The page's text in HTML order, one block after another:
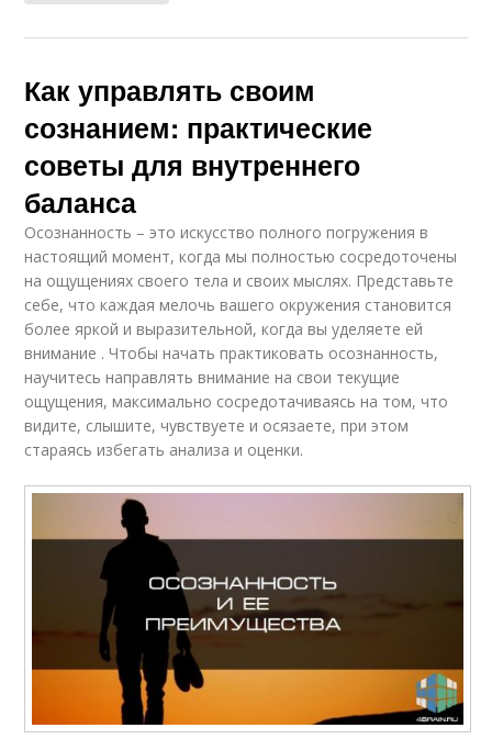
Как управлять своим
сознанием: практические
советы для внутреннего
баланса
Осознанность – это искусство полного погружения в
настоящий момент, когда мы полностью сосредоточены
на ощущениях своего тела и своих мыслях. Представьте
себе, что каждая мелочь вашего окружения становится
более яркой и выразительной, когда вы уделяете ей
внимание . Чтобы начать практиковать осознанность,
научитесь направлять внимание на свои текущие
ощущения, максимально сосредотачиваясь на том, что
видите, слышите, чувствуете и осязаете, при этом
стараясь избегать анализа и оценки.